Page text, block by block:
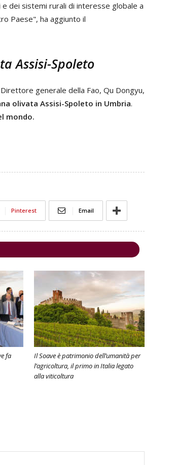
dei sistemi rurali di interesse globale a
Paese", ha aggiunto il
Assisi-Spoleto
generale della Fao, Qu Dongyu,
olivata Assisi-Spoleto in Umbria.
mondo.
Pinterest Email
fa
Il Soave è patrimonio dell’umanità per
l’agricoltura, il primo in Italia legato
alla viticoltura